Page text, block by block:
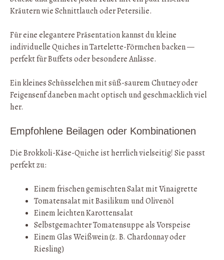
Kräutern wie Schnittlauch oder Petersilie.
Für eine elegantere Präsentation kannst du kleine
individuelle Quiches in Tartelette-Förmchen backen —
perfekt für Buffets oder besondere Anlässe.
Ein kleines Schüsselchen mit süß-saurem Chutney oder
Feigensenf daneben macht optisch und geschmacklich viel
her.
Empfohlene Beilagen oder Kombinationen
Die Brokkoli-Käse-Quiche ist herrlich vielseitig! Sie passt
perfekt zu:
Einem frischen gemischten Salat mit Vinaigrette
Tomatensalat mit Basilikum und Olivenöl
Einem leichten Karottensalat
Selbstgemachter Tomatensuppe als Vorspeise
Einem Glas Weißwein (z. B. Chardonnay oder
Riesling)